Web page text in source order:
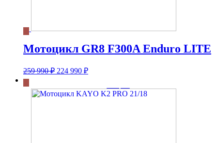
Мотоцикл GR8 F300A Enduro LITE
259 990₽ Первоначальная
259
224 990 ₽Текущая
990 ₽.